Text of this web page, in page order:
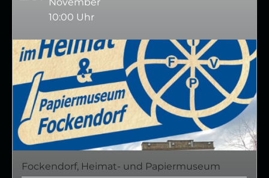
10:00 Uhr
Fockendorf, Heimat- und Papiermuseum